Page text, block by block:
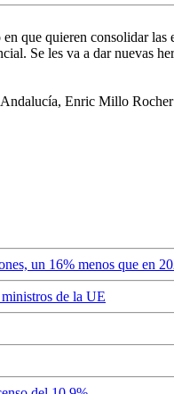
que quieren consolidar las
Se les va a dar nuevas
un 16% menos que en
de la UE